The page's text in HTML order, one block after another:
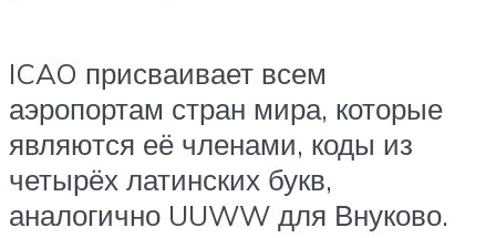
ICAO присваивает всем
аэропортам стран мира, которые
являются её членами, коды из
четырёх латинских букв,
аналогично UUWW для Внуково.